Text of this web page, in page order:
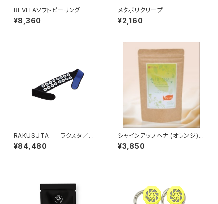
REVITAソフトピーリング
¥8,360
メタボリクリープ
¥2,160
RAKUSUTA - ラクスタ／腰
用 -
¥84,480
シャインアップヘナ (オレンジ)
１００ｇ
¥3,850